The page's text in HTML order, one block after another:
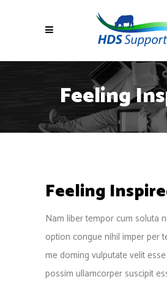
Feeling
Feeling
Nam liber tempor cum soluta
option congue nihil imper per
me doming vulputate velit
possim ullamcorper suscipit